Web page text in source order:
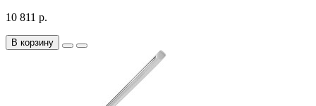
10 811 р.
В корзину